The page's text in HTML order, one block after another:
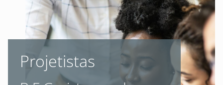
Projetistas